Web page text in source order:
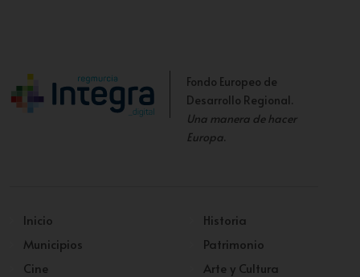
Fondo Europeo de
Desarrollo Regional.
Una manera de hacer
Europa.
Inicio
Municipios
Cine
Historia
Patrimonio
Arte y Cultura